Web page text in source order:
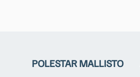
POLESTAR MALLISTO